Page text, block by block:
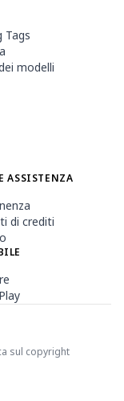
Tags
modelli
ASSISTENZA
di crediti
sul copyright